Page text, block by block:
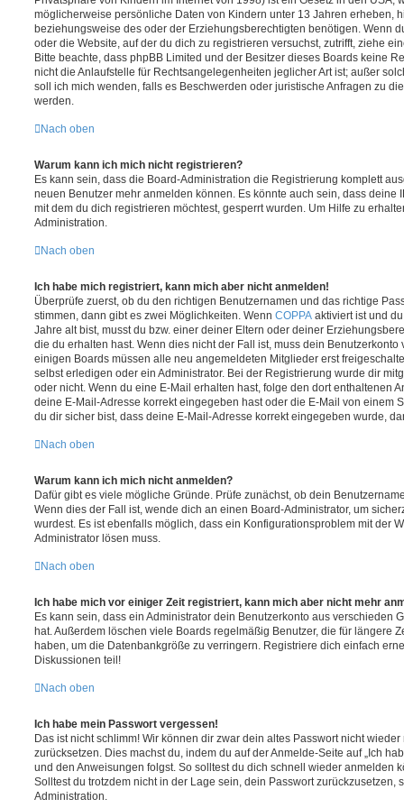
möglicherweise persönliche Daten von Kindern unter 13 Jahren erheben,
beziehungsweise des oder der Erziehungsberechtigten benötigen. Wenn
oder die Website, auf der du dich zu registrieren versuchst, zutrifft, ziehe
Bitte beachte, dass phpBB Limited und der Besitzer dieses Boards keine
nicht die Anlaufstelle für Rechtsangelegenheiten jeglicher Art ist; außer
soll ich mich wenden, falls es Beschwerden oder juristische Anfragen zu
werden.
Nach oben
Warum kann ich mich nicht registrieren?
Es kann sein, dass die Board-Administration die Registrierung komplett
neuen Benutzer mehr anmelden können. Es könnte auch sein, dass deine
mit dem du dich registrieren möchtest, gesperrt wurden. Um Hilfe zu
Administration.
Nach oben
Ich habe mich registriert, kann mich aber nicht anmelden!
Überprüfe zuerst, ob du den richtigen Benutzernamen und das richtige
stimmen, dann gibt es zwei Möglichkeiten. Wenn COPPA aktiviert ist und
Jahre alt bist, musst du bzw. einer deiner Eltern oder deiner
die du erhalten hast. Wenn dies nicht der Fall ist, muss dein
einigen Boards müssen alle neu angemeldeten Mitglieder erst
selbst erledigen oder ein Administrator. Bei der Registrierung wurde dir
oder nicht. Wenn du eine E-Mail erhalten hast, folge den dort enthaltenen
deine E-Mail-Adresse korrekt eingegeben hast oder die E-Mail von einem
du dir sicher bist, dass deine E-Mail-Adresse korrekt eingegeben wurde,
Nach oben
Warum kann ich mich nicht anmelden?
Dafür gibt es viele mögliche Gründe. Prüfe zunächst, ob dein
Wenn dies der Fall ist, wende dich an einen Board-Administrator, um
wurdest. Es ist ebenfalls möglich, dass ein Konfigurationsproblem mit der
Administrator lösen muss.
Nach oben
Ich habe mich vor einiger Zeit registriert, kann mich aber nicht mehr
Es kann sein, dass ein Administrator dein Benutzerkonto aus verschieden
hat. Außerdem löschen viele Boards regelmäßig Benutzer, die für längere
haben, um die Datenbankgröße zu verringern. Registriere dich einfach
Diskussionen teil!
Nach oben
Ich habe mein Passwort vergessen!
Das ist nicht schlimm! Wir können dir zwar dein altes Passwort nicht
zurücksetzen. Dies machst du, indem du auf der Anmelde-Seite auf „Ich
und den Anweisungen folgst. So solltest du dich schnell wieder anmelden
Solltest du trotzdem nicht in der Lage sein, dein Passwort zurückzusetzen,
Administration.